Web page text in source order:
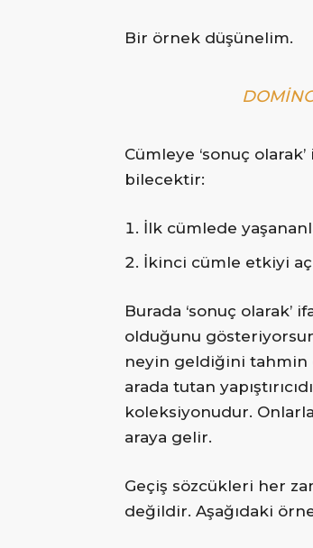
Bir örnek düşünelim.
Cümleye ‘sonuç
bilecektir:
İlk cümlede
İkinci cümle etkiyi
Burada ‘sonuç olarak’
olduğunu
neyin geldiğini tahmin
arada tutan
koleksiyonudur.
araya gelir.
Geçiş sözcükleri her
değildir. Aşağıdaki